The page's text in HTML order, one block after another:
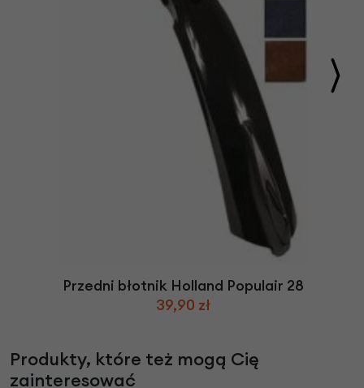
Przedni błotnik Holland Populair 28
39,90 zł
Produkty, które też mogą Cię
zainteresować